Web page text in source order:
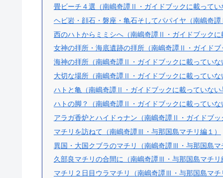
畳ビーチ４選（南嶋奇譚Ⅱ・ガイドブックに載ってい
ヘビ岩・顔石・磐座・亀石そしてパパイヤ（南嶋奇
西のハトからミミシへ（南嶋奇譚Ⅱ・ガイドブックに
女神の拝所・海底遺跡の拝所（南嶋奇譚Ⅱ・ガイドブ
海神の拝所（南嶋奇譚Ⅱ・ガイドブックに載っていな
大切な場所（南嶋奇譚Ⅱ・ガイドブックに載っていな
ハトと亀（南嶋奇譚Ⅱ・ガイドブックに載っていない
ハトの脚？（南嶋奇譚Ⅱ・ガイドブックに載っていな
アラガ香炉とハイドゥナン（南嶋奇譚Ⅱ・ガイドブッ
マチリを訪ねて（南嶋奇譚Ⅲ・与那国島マチリ編１）
異国・大国クブラのマチリ（南嶋奇譚Ⅲ・与那国島マ
久部良マチリの合間に（南嶋奇譚Ⅲ・与那国島マチリ
マチリ２日目ウラマチリ（南嶋奇譚Ⅲ・与那国島マチ